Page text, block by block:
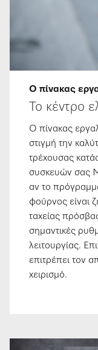
Ο πίνακας
Το κέντρο
Ο πίνακας
στιγμή την
τρέχουσας
συσκευών σας
αν το
φούρνος είναι
ταχείας
σημαντικές
λειτουργίας.
επιτρέπει τον
χειρισμό.